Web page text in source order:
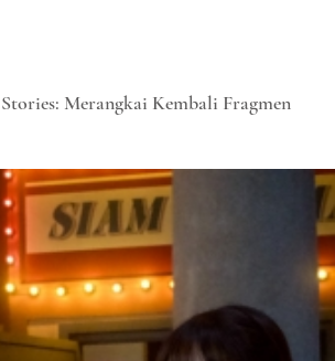
Merangkai Kembali Fragmen